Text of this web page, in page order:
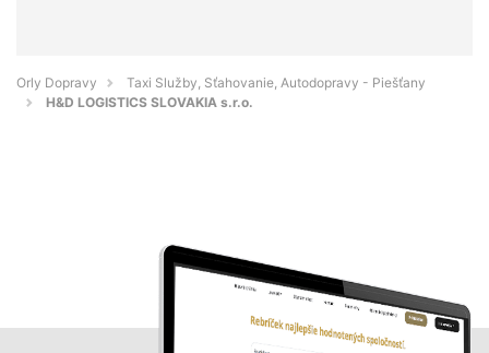
Orly Dopravy
Taxi Služby, Sťahovanie, Autodopravy - Piešťany
H&D LOGISTICS SLOVAKIA s.r.o.